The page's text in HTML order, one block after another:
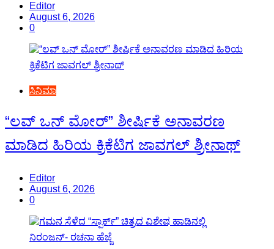
Editor
August 6, 2026
0
ಸಿನಿಮಾ
“ಲವ್ ಒನ್ ಮೋರ್” ಶೀರ್ಷಿಕೆ ಅನಾವರಣ
ಮಾಡಿದ ಹಿರಿಯ ಕ್ರಿಕೆಟಿಗ ಜಾವಗಲ್ ಶ್ರೀನಾಥ್
Editor
August 6, 2026
0